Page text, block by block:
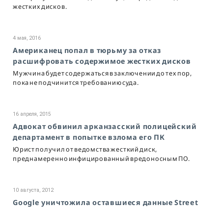
жестких дисков.
4 мая, 2016
Американец попал в тюрьму за отказ
расшифровать содержимое жестких дисков
Мужчина будет содержаться в заключении до тех пор,
пока не подчинится требованию суда.
16 апреля, 2015
Адвокат обвинил арканзасский полицейский
департамент в попытке взлома его ПК
Юрист получил от ведомства жесткий диск,
преднамеренно инфицированный вредоносным ПО.
10 августа, 2012
Google уничтожила оставшиеся данные Street